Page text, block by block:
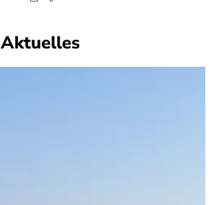
Aktuelles